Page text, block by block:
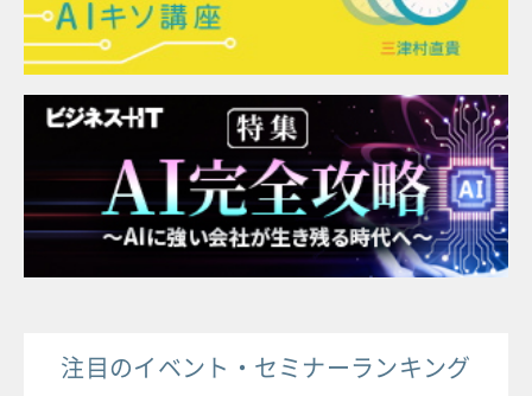
注目のイベント・セミナーランキング